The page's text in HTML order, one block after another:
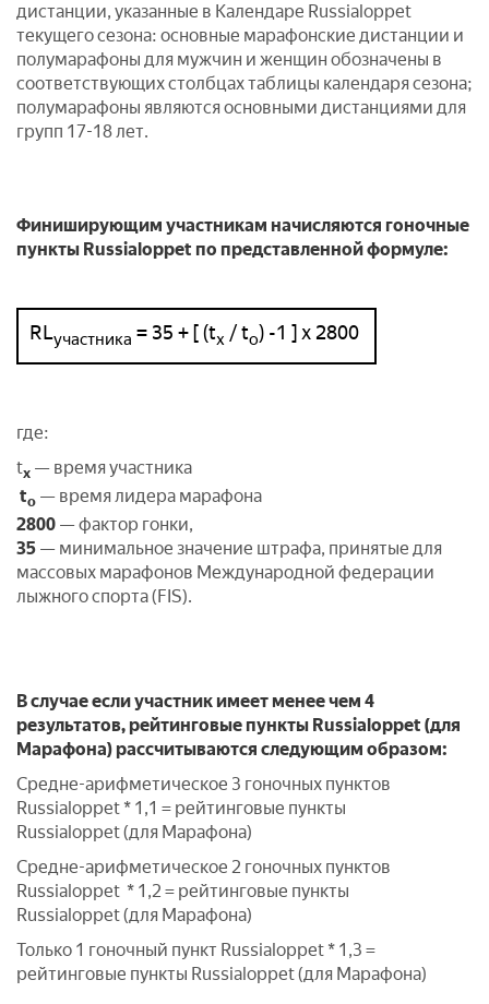
дистанции, указанные в Календаре Russialoppet
текущего сезона: основные марафонские дистанции и
полумарафоны для мужчин и женщин обозначены в
соответствующих столбцах таблицы календаря сезона;
полумарафоны являются основными дистанциями для
групп 17-18 лет.
Финиширующим участникам начисляются гоночные
пункты Russialoppet по представленной формуле:
RLучастника = 35 + [ (tх / tо) -1 ] x 2800
где:
tх — время участника
tо — время лидера марафона
2800 — фактор гонки,
35 — минимальное значение штрафа, принятые для
массовых марафонов Международной федерации
лыжного спорта (FIS).
В случае если участник имеет менее чем 4
результатов, рейтинговые пункты Russialoppet (для
Марафона) рассчитываются следующим образом:
Средне-арифметическое 3 гоночных пунктов
Russialoppet * 1,1 = рейтинговые пункты
Russialoppet (для Марафона)
Средне-арифметическое 2 гоночных пунктов
Russialoppet * 1,2 = рейтинговые пункты
Russialoppet (для Марафона)
Только 1 гоночный пункт Russialoppet * 1,3 =
рейтинговые пункты Russialoppet (для Марафона)